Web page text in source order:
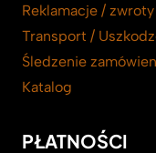
Reklamacje / zwroty
Transport /
Śledzenie
Katalog
PŁATNOŚCI